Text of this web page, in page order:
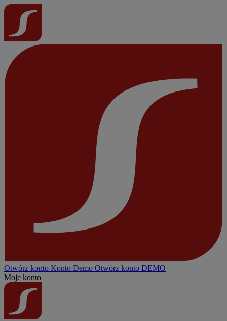
Otwórz konto Konto Demo Otwórz konto DEMO
Moje konto